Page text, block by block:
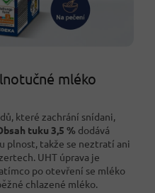
mléko
které zachrání snídani,
tuku 3,5 % dodává
plnost, takže se neztratí ani
UHT úprava je
po otevření se mléko
chlazené mléko.